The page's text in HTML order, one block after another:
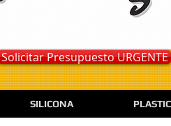
Solicitar Presupuesto URGENTE
SILICONA